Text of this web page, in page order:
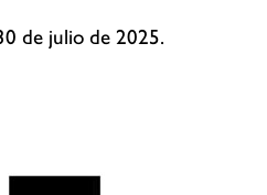
de julio de 2025.